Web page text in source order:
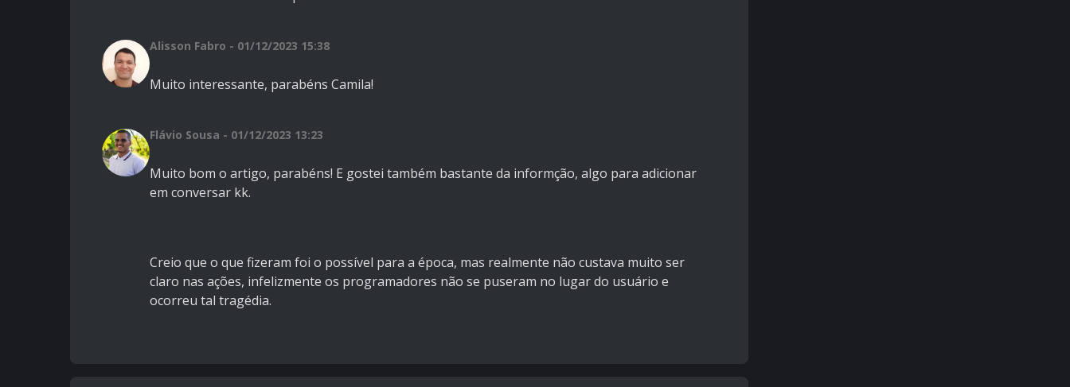
Alisson Fabro - 01/12/2023 15:38
Muito interessante, parabéns Camila!
Flávio Sousa - 01/12/2023 13:23
Muito bom o artigo, parabéns! E gostei também bastante da informção, algo para adicionar
em conversar kk.
Creio que o que fizeram foi o possível para a época, mas realmente não custava muito ser
claro nas ações, infelizmente os programadores não se puseram no lugar do usuário e
ocorreu tal tragédia.